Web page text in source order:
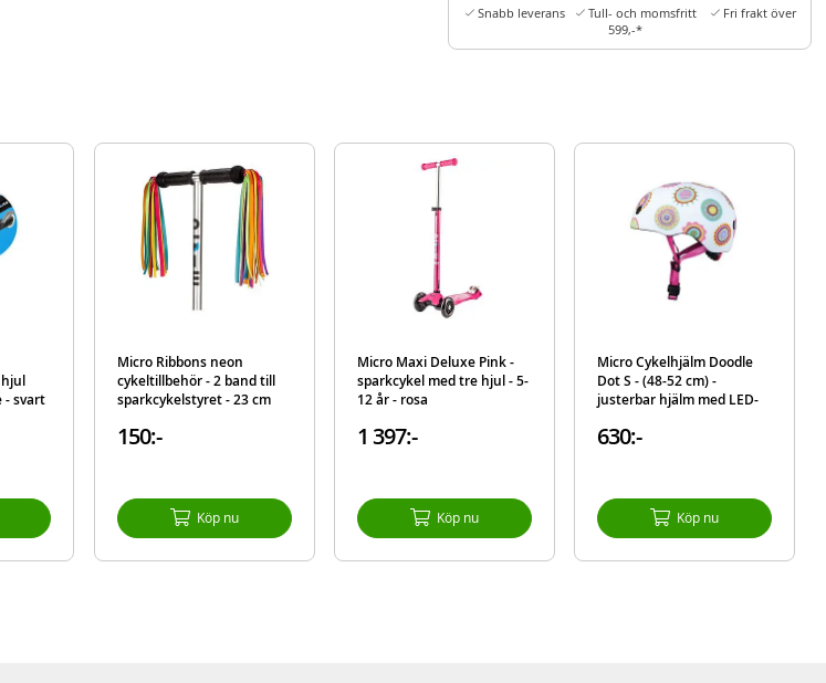
Snabb leverans
Tull- och momsfritt
Fri frakt över
599,-*
innerfoder
innerfoder
i lagen (EN1078)
AC2043
5060262722787
- svart
Micro Ribbons neon
cykeltillbehör - 2 band till
sparkcykelstyret - 23 cm
150:-
Köp nu
Micro Maxi Deluxe Pink -
sparkcykel med tre hjul - 5-
12 år - rosa
1 397:-
Köp nu
Micro Cykelhjälm Doodle
Dot S - (48-52 cm) -
justerbar hjälm med LED-
630:-
Köp nu